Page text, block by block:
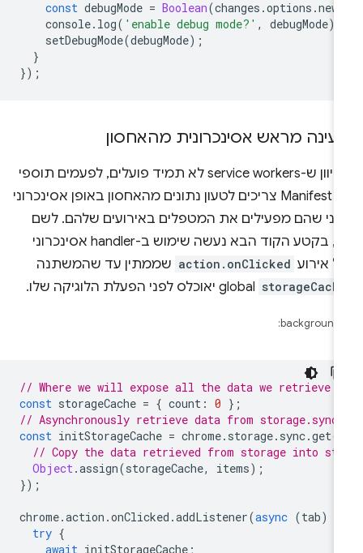
const debugMode = Boolean(changes.options.
console.log('enable debug mode?', debugMode
setDebugMode(debugMode
מראש אסינכרונית מהאחסון
מכיוון ש-service workers לא תמיד פועלים, לפעמים תוספי
Manifest V3 צריכים לטעון נתונים מהאחסון באופן אסינכרוני
שהם מפעילים את המטפלים באירועים שלהם. לשם
כך, בקטע הקוד הבא נעשה שימוש ב-handler אסינכרוני
אירוע action.onClicked שממתין עד שהמשתנה
global יאוכלס לפני הפעלת הלוגיקה שלו.
// Where we will expose all the data we retrieve
const storageCache { count 0
// Asynchronously retrieve data from
const initStorageCache = chrome.storage.sync.get
// Copy the data retrieved from storage into
Object.assign(storageCache, items
chrome.action.onClicked.addListener(async (tab
try
await initStorageCache